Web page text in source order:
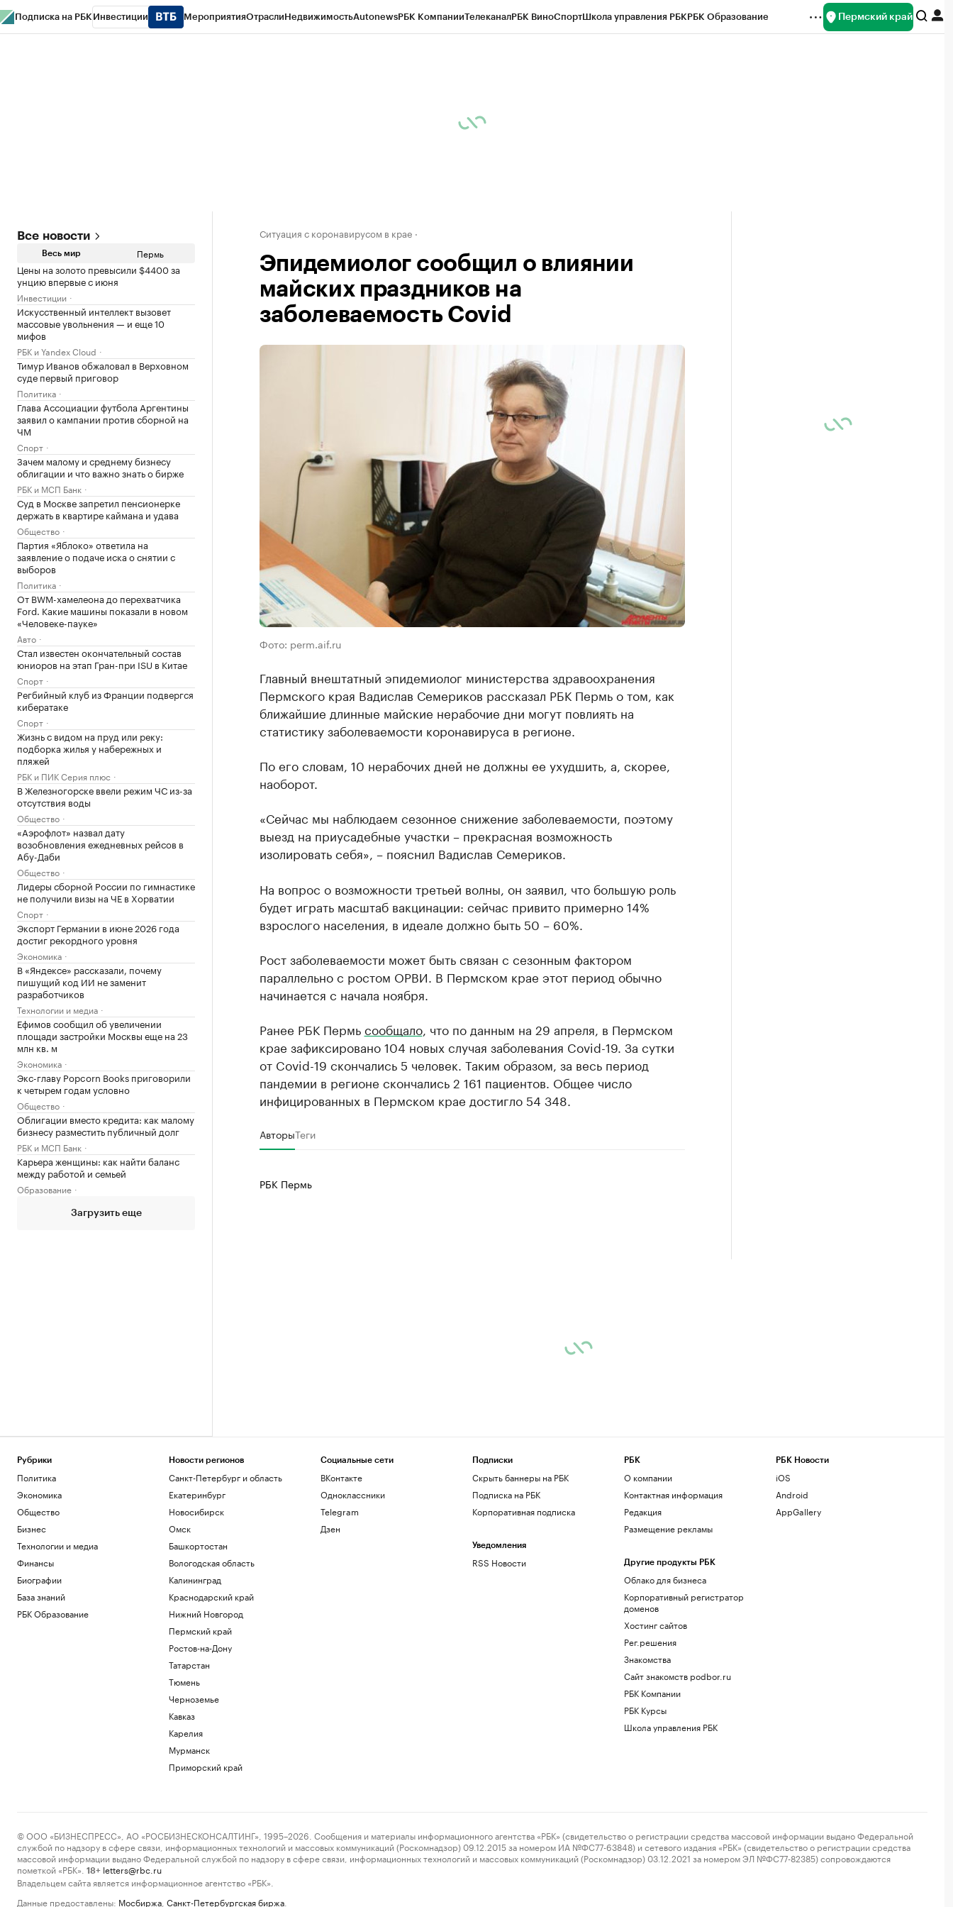
Подписка на РБК Инвестиции МероприятияОтраслиНедвижимостьAutonewsРБК КомпанииТелеканалРБК ВиноСпортШкола управления РБКРБК Образование Пермский край
Все новости
Весь мир Пермь
Цены на золото превысили $4400 за
унцию впервые с июня
Инвестиции
Искусственный интеллект вызовет
массовые увольнения — и еще 10
мифов
РБК и Yandex Cloud
Тимур Иванов обжаловал в Верховном
суде первый приговор
Политика
Глава Ассоциации футбола Аргентины
заявил о кампании против сборной на
ЧМ
Спорт
Зачем малому и среднему бизнесу
облигации и что важно знать о бирже
РБК и МСП Банк
Суд в Москве запретил пенсионерке
держать в квартире каймана и удава
Общество
Партия «Яблоко» ответила на
заявление о подаче иска о снятии с
выборов
Политика
От BWM-хамелеона до перехватчика
Ford. Какие машины показали в новом
«Человеке-пауке»
Авто
Стал известен окончательный состав
юниоров на этап Гран-при ISU в Китае
Спорт
Регбийный клуб из Франции подвергся
кибератаке
Спорт
Жизнь с видом на пруд или реку:
подборка жилья у набережных и
пляжей
РБК и ПИК Серия плюс
В Железногорске ввели режим ЧС из-за
отсутствия воды
Общество
«Аэрофлот» назвал дату
возобновления ежедневных рейсов в
Абу-Даби
Общество
Лидеры сборной России по гимнастике
не получили визы на ЧЕ в Хорватии
Спорт
Экспорт Германии в июне 2026 года
достиг рекордного уровня
Экономика
В «Яндексе» рассказали, почему
пишущий код ИИ не заменит
разработчиков
Технологии и медиа
Ефимов сообщил об увеличении
площади застройки Москвы еще на 23
млн кв. м
Экономика
Экс-главу Popcorn Books приговорили
к четырем годам условно
Общество
Облигации вместо кредита: как малому
бизнесу разместить публичный долг
РБК и МСП Банк
Карьера женщины: как найти баланс
между работой и семьей
Образование
Загрузить еще
Ситуация с коронавирусом в крае
Эпидемиолог сообщил о влиянии
майских праздников на
заболеваемость Covid
Фото: perm.aif.ru
Главный внештатный эпидемиолог министерства здравоохранения
Пермского края Вадислав Семериков рассказал РБК Пермь о том, как
ближайшие длинные майские нерабочие дни могут повлиять на
статистику заболеваемости коронавируса в регионе.
По его словам, 10 нерабочих дней не должны ее ухудшить, а, скорее,
наоборот.
«Сейчас мы наблюдаем сезонное снижение заболеваемости, поэтому
выезд на приусадебные участки – прекрасная возможность
изолировать себя», – пояснил Вадислав Семериков.
На вопрос о возможности третьей волны, он заявил, что большую роль
будет играть масштаб вакцинации: сейчас привито примерно 14%
взрослого населения, в идеале должно быть 50 – 60%.
Рост заболеваемости может быть связан с сезонным фактором
параллельно с ростом ОРВИ. В Пермском крае этот период обычно
начинается с начала ноября.
Ранее РБК Пермьсообщало, что по данным на 29 апреля, в Пермском
крае зафиксировано 104 новых случая заболевания Covid-19. За сутки
от Covid-19 скончались 5 человек. Таким образом, за весь период
пандемии в регионе скончались 2 161 пациентов. Общее число
инфицированных в Пермском крае достигло 54 348.
АвторыТеги
РБК Пермь
Рубрики
Политика
Экономика
Общество
Бизнес
Технологии и медиа
Финансы
Биографии
База знаний
РБК Образование
Новости регионов
Санкт-Петербург и область
Екатеринбург
Новосибирск
Омск
Башкортостан
Вологодская область
Калининград
Краснодарский край
Нижний Новгород
Пермский край
Ростов-на-Дону
Татарстан
Тюмень
Черноземье
Кавказ
Карелия
Мурманск
Приморский край
Социальные сети
ВКонтакте
Одноклассники
Telegram
Дзен
Подписки
Скрыть баннеры на РБК
Подписка на РБК
Корпоративная подписка
Уведомления
RSS Новости
РБК
О компании
Контактная информация
Редакция
Размещение рекламы
Другие продукты РБК
Облако для бизнеса
Корпоративный регистратор
доменов
Хостинг сайтов
Рег.решения
Знакомства
Сайт знакомств podbor.ru
РБК Компании
РБК Курсы
Школа управления РБК
РБК Новости
iOS
Android
AppGallery
© ООО «БИЗНЕСПРЕСС», АО «РОСБИЗНЕСКОНСАЛТИНГ», 1995–2026. Сообщения и материалы информационного агентства «РБК» (свидетельство о регистрации средства массовой информации выдано Федеральной
службой по надзору в сфере связи, информационных технологий и массовых коммуникаций (Роскомнадзор) 09.12.2015 за номером ИА №ФС77-63848) и сетевого издания «РБК» (свидетельство о регистрации средства
массовой информации выдано Федеральной службой по надзору в сфере связи, информационных технологий и массовых коммуникаций (Роскомнадзор) 03.12.2021 за номером ЭЛ №ФС77-82385) сопровождаются
пометкой «РБК».
18+ letters@rbc.ru
Владельцем сайта является информационное агентство «РБК».
Данные предоставлены: Мосбиржа Санкт-Петербургская биржа